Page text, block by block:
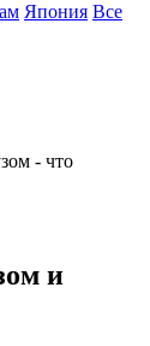
Япония Все
- что
и